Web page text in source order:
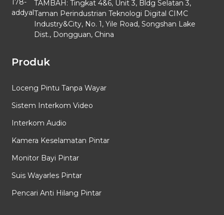
TAMBAH: Tingkat 4&6, Unit 3, Bldg Selatan 3,
Taman Perindustrian Teknologi Digital CIMC
Industry&City, No. 1, Yile Road, Songshan Lake
Dist., Dongguan, China
Produk
Loceng Pintu Tanpa Wayar
Sistem Interkom Video
Interkom Audio
Kamera Keselamatan Pintar
Monitor Bayi Pintar
Suis Wayarles Pintar
Pencari Anti Hilang Pintar